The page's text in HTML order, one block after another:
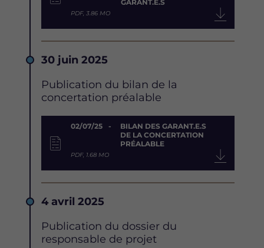
GARANT.E.S
PDF, 3.86 MO
Date
30 juin 2025
Description
Publication du bilan de la
concertation préalable
Document
02/07/25
BILAN DES GARANT.E.S
DE LA CONCERTATION
PRÉALABLE
PDF, 1.68 MO
Date
4 avril 2025
Description
Publication du dossier du
responsable de projet